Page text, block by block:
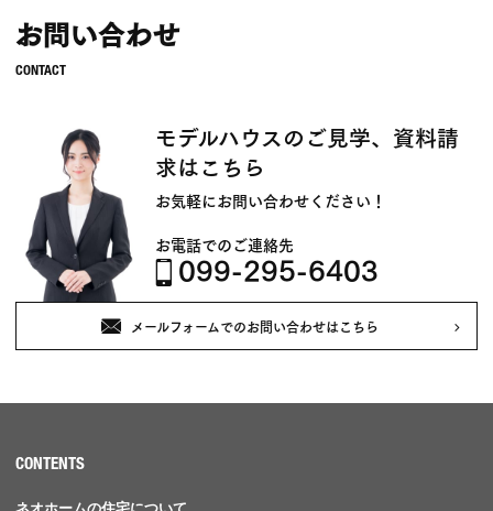
お問い合わせ
モデルハウスのご見学、資料請
求はこちら
お気軽にお問い合わせください！
お電話でのご連絡先
099-295-6403
メールフォームでのお問い合わせはこちら
CONTENTS